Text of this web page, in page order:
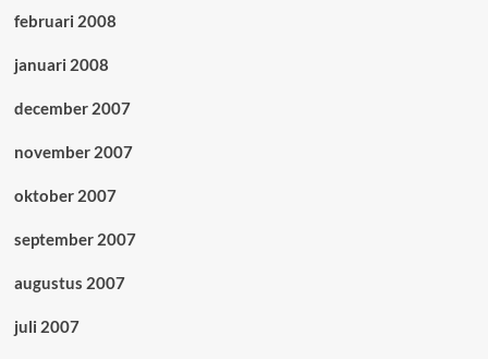
februari 2008
januari 2008
december 2007
november 2007
oktober 2007
september 2007
augustus 2007
juli 2007